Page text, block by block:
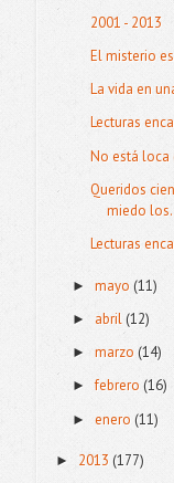
2001 - 2013
El misterio
La vida en
Lecturas
No está loca
Queridos
miedo
Lecturas
►mayo (11)
► abril (12)
►marzo(14)
►febrero(16)
►enero(11)
► 2013 (177)